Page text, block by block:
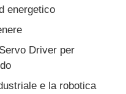
energetico
Driver per
e la robotica